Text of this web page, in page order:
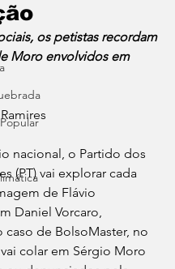
os petistas recordam
Moro envolvidos em
nacional, o Partido dos
(PT) vai explorar cada
de Flávio
Daniel Vorcaro,
caso de BolsoMaster, no
vai colar em Sérgio Moro